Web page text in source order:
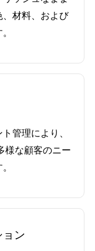
材料、および
管理により、
様な顧客のニー
ン